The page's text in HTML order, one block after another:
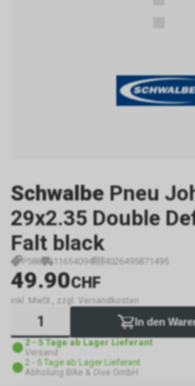
Schwalbe Pneu
29x2.35 Double
Falt black
P588 11654094 4026495871495
49.90CHF
inkl. MwSt., zzgl. Versandkosten
In den
2 - 5 Tage ab Lager Lieferant
Versand
2 - 5 Tage ab Lager Lieferant
Abholung Bike & Dive GmbH